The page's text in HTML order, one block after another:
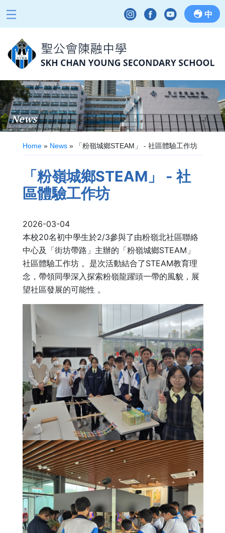
中
News
Home » News » 「粉嶺城鄉STEAM」 - 社區體驗工作坊
「粉嶺城鄉STEAM」 - 社
區體驗工作坊
2026-03-04
本校20名初中學生於2/3參與了由粉嶺北社區聯絡
中心及「街坊帶路」主辦的「粉嶺城鄉STEAM」
社區體驗工作坊 。是次活動結合了STEAM教育理
念，帶領同學深入探索粉嶺龍躍頭一帶的風貌，展
望社區發展的可能性 。